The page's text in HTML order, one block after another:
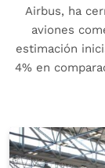
Airbus, ha
aviones
estimación
4% en